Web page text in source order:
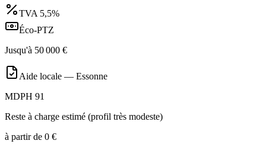
TVA 5,5%
Éco-PTZ
Jusqu'à 50 000 €
Aide locale — Essonne
MDPH 91
Reste à charge estimé (profil très modeste)
à partir de 0 €